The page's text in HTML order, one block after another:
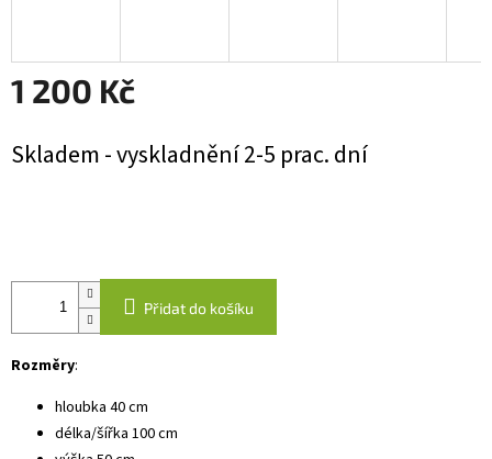
1 200 Kč
cena:
Skladem - vyskladnění 2-5 prac. dní
Přidat do košíku
Rozměry:
hloubka 40 cm
délka/šířka 100 cm